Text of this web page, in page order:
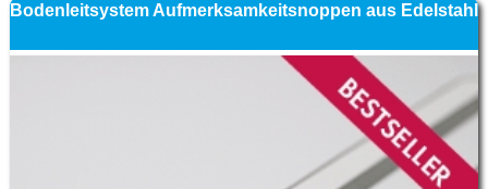
Bodenleitsystem Aufmerksamkeitsnoppen aus Edelstahl